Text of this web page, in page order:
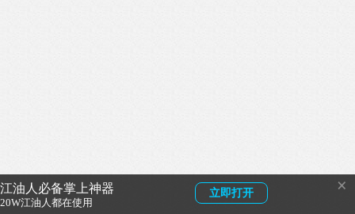
江油人必备掌上神器
20W江油人都在使用
立即打开 ×